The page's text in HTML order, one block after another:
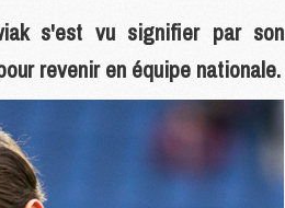
s'est vu signifier par son
revenir en équipe nationale.